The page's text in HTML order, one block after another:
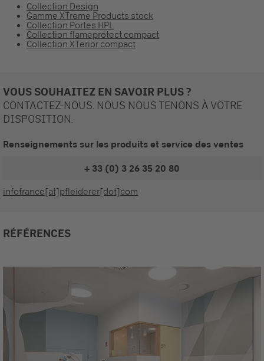
Collection Design
Gamme XTreme Products stock
Collection Portes HPL
Collection flameprotect compact
Collection XTerior compact
VOUS SOUHAITEZ EN SAVOIR PLUS ?
CONTACTEZ-NOUS. NOUS NOUS TENONS À VOTRE
DISPOSITION.
Renseignements sur les produits et service des ventes
+ 33 (0) 3 26 35 20 80
infofrance[at]pfleiderer[dot]com
RÉFÉRENCES